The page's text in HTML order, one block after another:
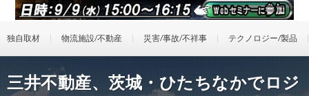
独自取材 物流施設/不動産 災害/事故/不祥事 テクノロジー/製品
三井不動産、茨城・ひたちなかでロジ